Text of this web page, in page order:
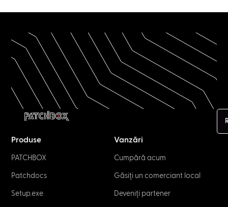
Produse
PATCHBOX
Patchdocs
Setup.exe
Vanzări
Cumpără acum
Găsiți un comerciant local
Deveniți partener